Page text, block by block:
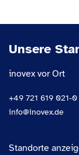
Unsere
inovex vor Ort
+49 721 619 021-0
info@inovex.de
Standorte